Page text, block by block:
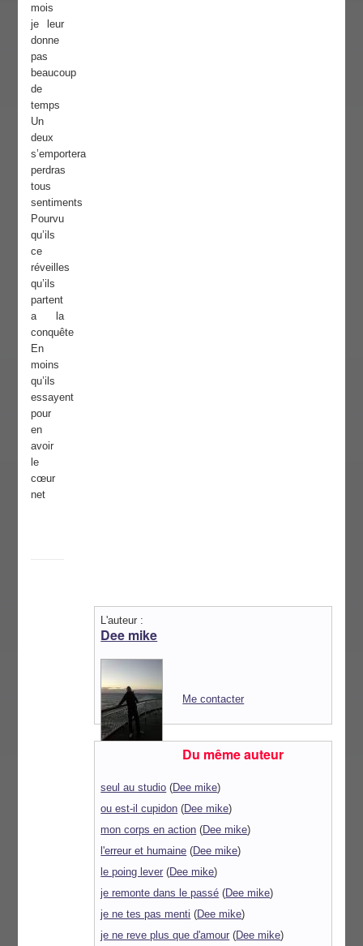
mois
je leur
donne
pas
beaucoup
de
temps
Un
deux
s’emportera
perdras
tous
sentiments
Pourvu
qu’ils
ce
réveilles
qu’ils
partent
a la
conquête
En
moins
qu’ils
essayent
pour
en
avoir
le
cœur
net
L'auteur :
Dee mike
Me contacter
Du même auteur
seul au studio (Dee mike)
ou est-il cupidon (Dee mike)
mon corps en action (Dee mike)
l'erreur et humaine (Dee mike)
le poing lever (Dee mike)
je remonte dans le passé (Dee mike)
je ne tes pas menti (Dee mike)
je ne reve plus que d'amour (Dee mike)